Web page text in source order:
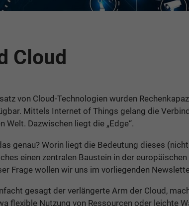
Cloud
von Cloud-Technologien wurden
Mittels Internet of Things gelang die
Welt. Dazwischen liegt die „Edge“.
genau? Worin liegt die Bedeutung dieses
einen zentralen Baustein in der
Frage wollen wir uns im vorliegenden
gesagt der verlängerte Arm der Cloud,
flexible Nutzung von Ressourcen oder leichte